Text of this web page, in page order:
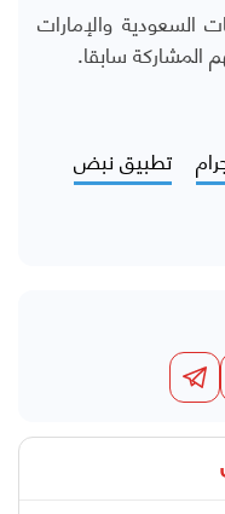
السعودية والإمارات
تطبيق نبض